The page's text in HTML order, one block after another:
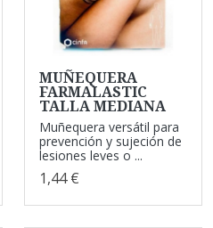
MUÑEQUERA
FARMALASTIC
TALLA MEDIANA
Muñequera versátil para
prevención y sujeción de
lesiones leves o ...
1,44 €